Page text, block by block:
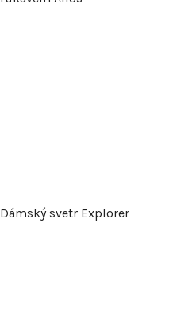
Dámský svetr Explorer